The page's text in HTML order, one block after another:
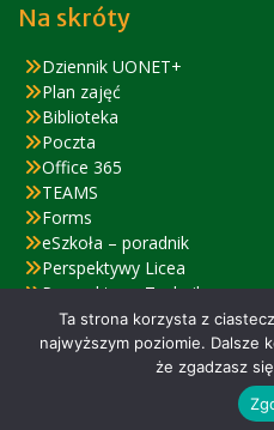
Na skróty
Dziennik UONET+
Plan zajęć
Biblioteka
Poczta
Office 365
TEAMS
Forms
eSzkoła – poradnik
Perspektywy Licea
Perspektywy Technika
Zjazd Absolwentów – relacja
© 2022
Ta strona korzysta z
najwyższym poziomie. Dalsze
że zgadzasz